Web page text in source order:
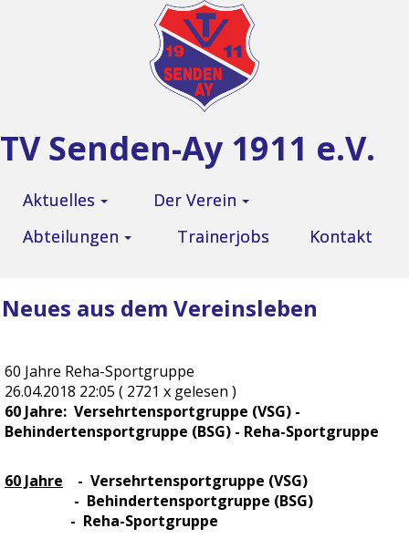
TV Senden-Ay 1911 e.V.
Aktuelles
Der Verein
Abteilungen
Trainerjobs Kontakt
Neues aus dem Vereinsleben
60 Jahre Reha-Sportgruppe
26.04.2018 22:05 ( 2721 x gelesen )
60 Jahre: Versehrtensportgruppe (VSG) -
Behindertensportgruppe (BSG) - Reha-Sportgruppe
60 Jahre - Versehrtensportgruppe (VSG)
- Behindertensportgruppe (BSG)
- Reha-Sportgruppe